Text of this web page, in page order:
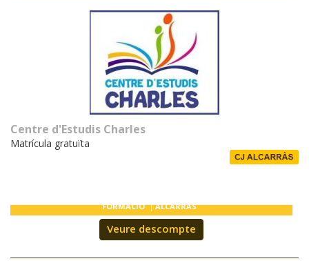
Centre d'Estudis Charles
Matrícula gratuïta
FORMACIÓ ALCARRÀS
Veure descompte